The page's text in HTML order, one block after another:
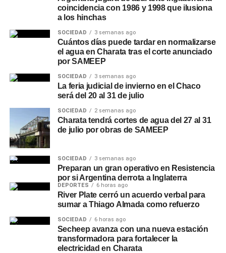
coincidencia con 1986 y 1998 que ilusiona
a los hinchas
SOCIEDAD 3 semanas ago
Cuántos días puede tardar en normalizarse
el agua en Charata tras el corte anunciado
por SAMEEP
SOCIEDAD 3 semanas ago
La feria judicial de invierno en el Chaco
será del 20 al 31 de julio
SOCIEDAD 2 semanas ago
Charata tendrá cortes de agua del 27 al 31
de julio por obras de SAMEEP
SOCIEDAD 3 semanas ago
Preparan un gran operativo en Resistencia
por si Argentina derrota a Inglaterra
DEPORTES 6 horas ago
River Plate cerró un acuerdo verbal para
sumar a Thiago Almada como refuerzo
SOCIEDAD 6 horas ago
Secheep avanza con una nueva estación
transformadora para fortalecer la
electricidad en Charata